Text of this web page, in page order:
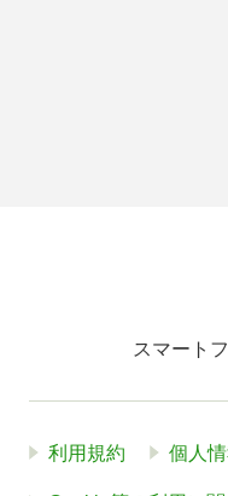
スマート
利用規約 個人